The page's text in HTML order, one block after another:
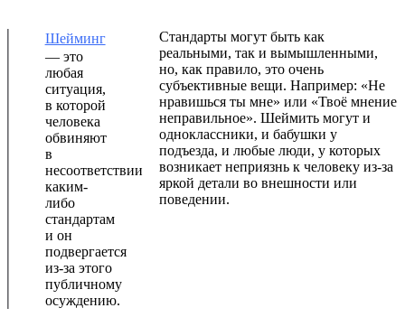
Шейминг
— это
любая
ситуация,
в которой
человека
обвиняют
в
несоответствии
каким-
либо
стандартам
и он
подвергается
из-за этого
публичному
осуждению.
Стандарты могут быть как
реальными, так и вымышленными,
но, как правило, это очень
субъективные вещи. Например: «Не
нравишься ты мне» или «Твоё мнение
неправильное». Шеймить могут и
одноклассники, и бабушки у
подъезда, и любые люди, у которых
возникает неприязнь к человеку из-за
яркой детали во внешности или
поведении.